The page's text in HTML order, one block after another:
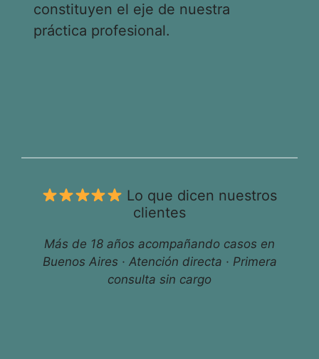
constituyen el eje de nuestra
práctica profesional.
Lo que dicen nuestros
clientes
Más de 18 años acompañando casos en
Buenos Aires · Atención directa · Primera
consulta sin cargo